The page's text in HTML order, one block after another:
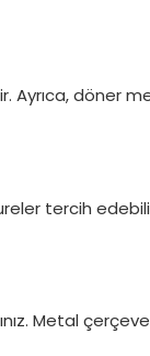
Ayrıca, döner
tercih
Metal